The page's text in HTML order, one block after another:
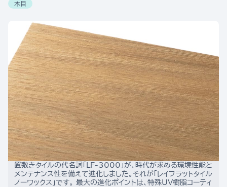
木目
置敷きタイルの代名詞「LF-3000」が、時代が求める環境性能と
メンテナンス性を備えて進化しました。それが「レイフラットタイル
ノーワックス」です。 最大の進化ポイントは、特殊UV樹脂コーティ